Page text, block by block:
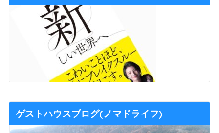
ゲストハウスブログ(ノマドライフ)